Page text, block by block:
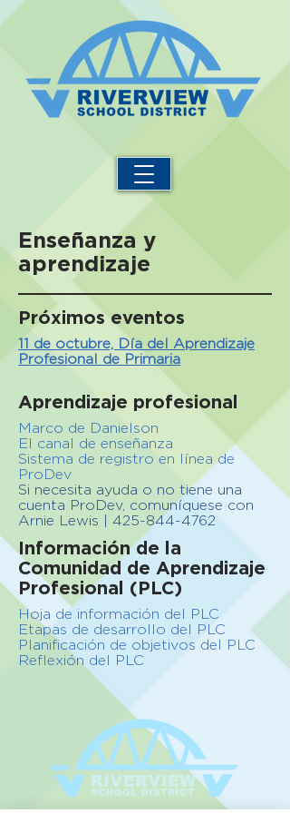
Enseñanza y
aprendizaje
Próximos eventos
11 de octubre, Día del Aprendizaje
Profesional de Primaria
Aprendizaje profesional
Marco de Danielson
El canal de enseñanza
Sistema de registro en línea de
ProDev
Si necesita ayuda o no tiene una
cuenta ProDev, comuníquese con
Arnie Lewis | 425-844-4762
Información de la
Comunidad de Aprendizaje
Profesional (PLC)
Hoja de información del PLC
Etapas de desarrollo del PLC
Planificación de objetivos del PLC
Reflexión del PLC